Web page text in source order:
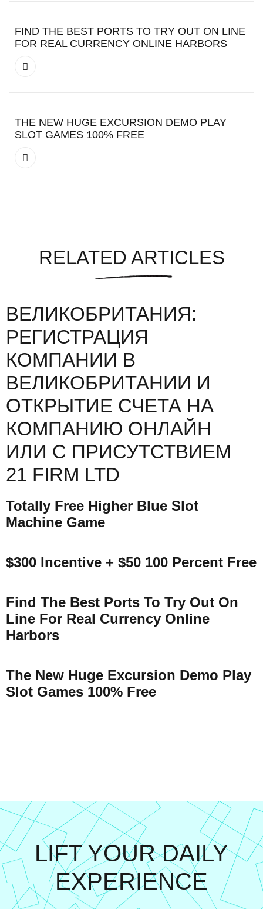
FIND THE BEST PORTS TO TRY OUT ON LINE
FOR REAL CURRENCY ONLINE HARBORS
THE NEW HUGE EXCURSION DEMO PLAY
SLOT GAMES 100% FREE
RELATED ARTICLES
ВЕЛИКОБРИТАНИЯ:
РЕГИСТРАЦИЯ
КОМПАНИИ В
ВЕЛИКОБРИТАНИИ И
ОТКРЫТИЕ СЧЕТА НА
КОМПАНИЮ ОНЛАЙН
ИЛИ С ПРИСУТСТВИЕМ
21 FIRM LTD
Totally Free Higher Blue Slot
Machine Game
$300 Incentive + $50 100 Percent Free
Find The Best Ports To Try Out On
Line For Real Currency Online
Harbors
The New Huge Excursion Demo Play
Slot Games 100% Free
LIFT YOUR DAILY
EXPERIENCE